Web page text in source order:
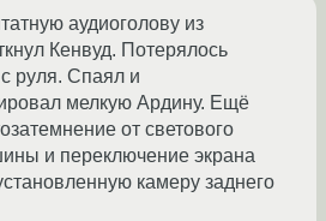
аудиоголову из
Кенвуд. Потерялось
руля. Спаял и
мелкую Ардину. Ещё
от светового
и переключение экрана
камеру заднего